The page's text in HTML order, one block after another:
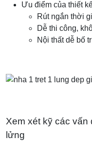
Ưu điểm của thiết
Rút ngắn thời
Dễ thi công,
Nội thất dễ bố
Xem xét kỹ các vấn
lửng